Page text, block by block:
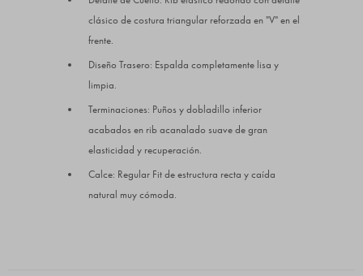
clásico de costura triangular reforzada en "V" en el
frente.
Diseño Trasero: Espalda completamente lisa y
limpia.
Terminaciones: Puños y dobladillo inferior
acabados en rib acanalado suave de gran
elasticidad y recuperación.
Calce: Regular Fit de estructura recta y caída
natural muy cómoda.